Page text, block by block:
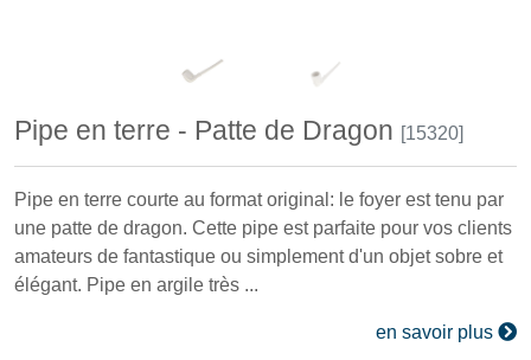
Pipe en terre - Patte de Dragon [15320]
Pipe en terre courte au format original: le foyer est tenu par
une patte de dragon. Cette pipe est parfaite pour vos clients
amateurs de fantastique ou simplement d'un objet sobre et
élégant. Pipe en argile très ...
en savoir plus